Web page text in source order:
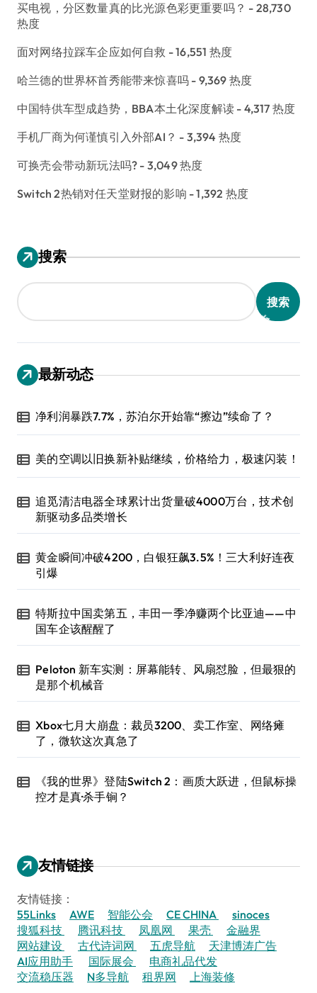
买电视，分区数量真的比光源色彩更重要吗？ - 28,730
热度
面对网络拉踩车企应如何自救 - 16,551 热度
哈兰德的世界杯首秀能带来惊喜吗 - 9,369 热度
中国特供车型成趋势，BBA本土化深度解读 - 4,317 热度
手机厂商为何谨慎引入外部AI？ - 3,394 热度
可换壳会带动新玩法吗? - 3,049 热度
Switch 2热销对任天堂财报的影响 - 1,392 热度
搜索
搜索
最新动态
净利润暴跌7.7%，苏泊尔开始靠“擦边”续命了？
美的空调以旧换新补贴继续，价格给力，极速闪装！
追觅清洁电器全球累计出货量破4000万台，技术创
新驱动多品类增长
黄金瞬间冲破4200，白银狂飙3.5%！三大利好连夜
引爆
特斯拉中国卖第五，丰田一季净赚两个比亚迪——中
国车企该醒醒了
Peloton 新车实测：屏幕能转、风扇怼脸，但最狠的
是那个机械音
Xbox七月大崩盘：裁员3200、卖工作室、网络瘫
了，微软这次真急了
《我的世界》登陆Switch 2：画质大跃进，但鼠标操
控才是真·杀手锏？
友情链接
友情链接：
55Links
AWE 智能公会 CE CHINA
sinoces
搜狐科技
腾讯科技 凤凰网 果壳
金融界
网站建设
古代诗词网 五虎导航
天津博涛广告
AI应用助手
国际展会
电商礼品代发
交流稳压器
N多导航 租界网 上海装修